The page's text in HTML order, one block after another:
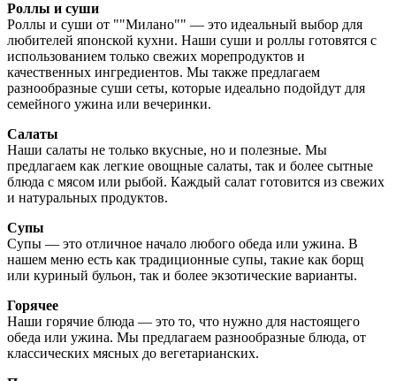
Роллы и суши
Роллы и суши от ""Милано"" — это идеальный выбор для
любителей японской кухни. Наши суши и роллы готовятся с
использованием только свежих морепродуктов и
качественных ингредиентов. Мы также предлагаем
разнообразные суши сеты, которые идеально подойдут для
семейного ужина или вечеринки.
Салаты
Наши салаты не только вкусные, но и полезные. Мы
предлагаем как легкие овощные салаты, так и более сытные
блюда с мясом или рыбой. Каждый салат готовится из свежих
и натуральных продуктов.
Супы
Супы — это отличное начало любого обеда или ужина. В
нашем меню есть как традиционные супы, такие как борщ
или куриный бульон, так и более экзотические варианты.
Горячее
Наши горячие блюда — это то, что нужно для настоящего
обеда или ужина. Мы предлагаем разнообразные блюда, от
классических мясных до вегетарианских.